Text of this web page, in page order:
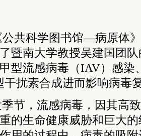
共科学图书馆—病原体》
暨南大学教授吴建国团
型流感病毒（IAV）感染
干扰素合成进而影响病毒
节，流感病毒，因其高
的生命健康威胁和巨大